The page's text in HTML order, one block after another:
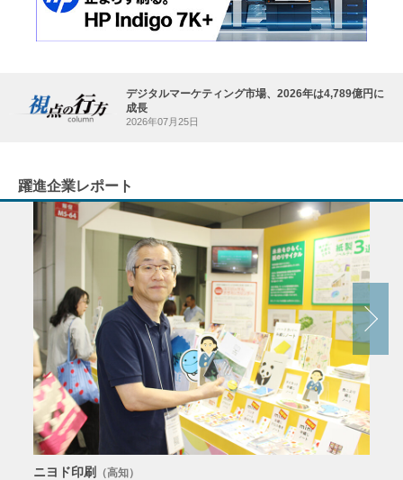
デジタルマーケティング市場、2026年は4,789億円に
成長
2026年07月25日
躍進企業レポート
ニヨド印刷 （高知）